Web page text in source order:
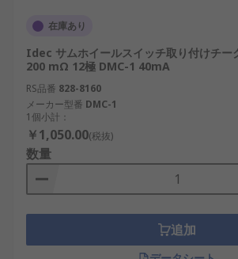
在庫あり
Idec サムホイールスイッチ取り付けチー
200 mΩ 12極 DMC-1 40mA
RS品番 828-8160
メーカー型番 DMC-1
1個小計：
￥1,050.00(税抜)
数量
追加